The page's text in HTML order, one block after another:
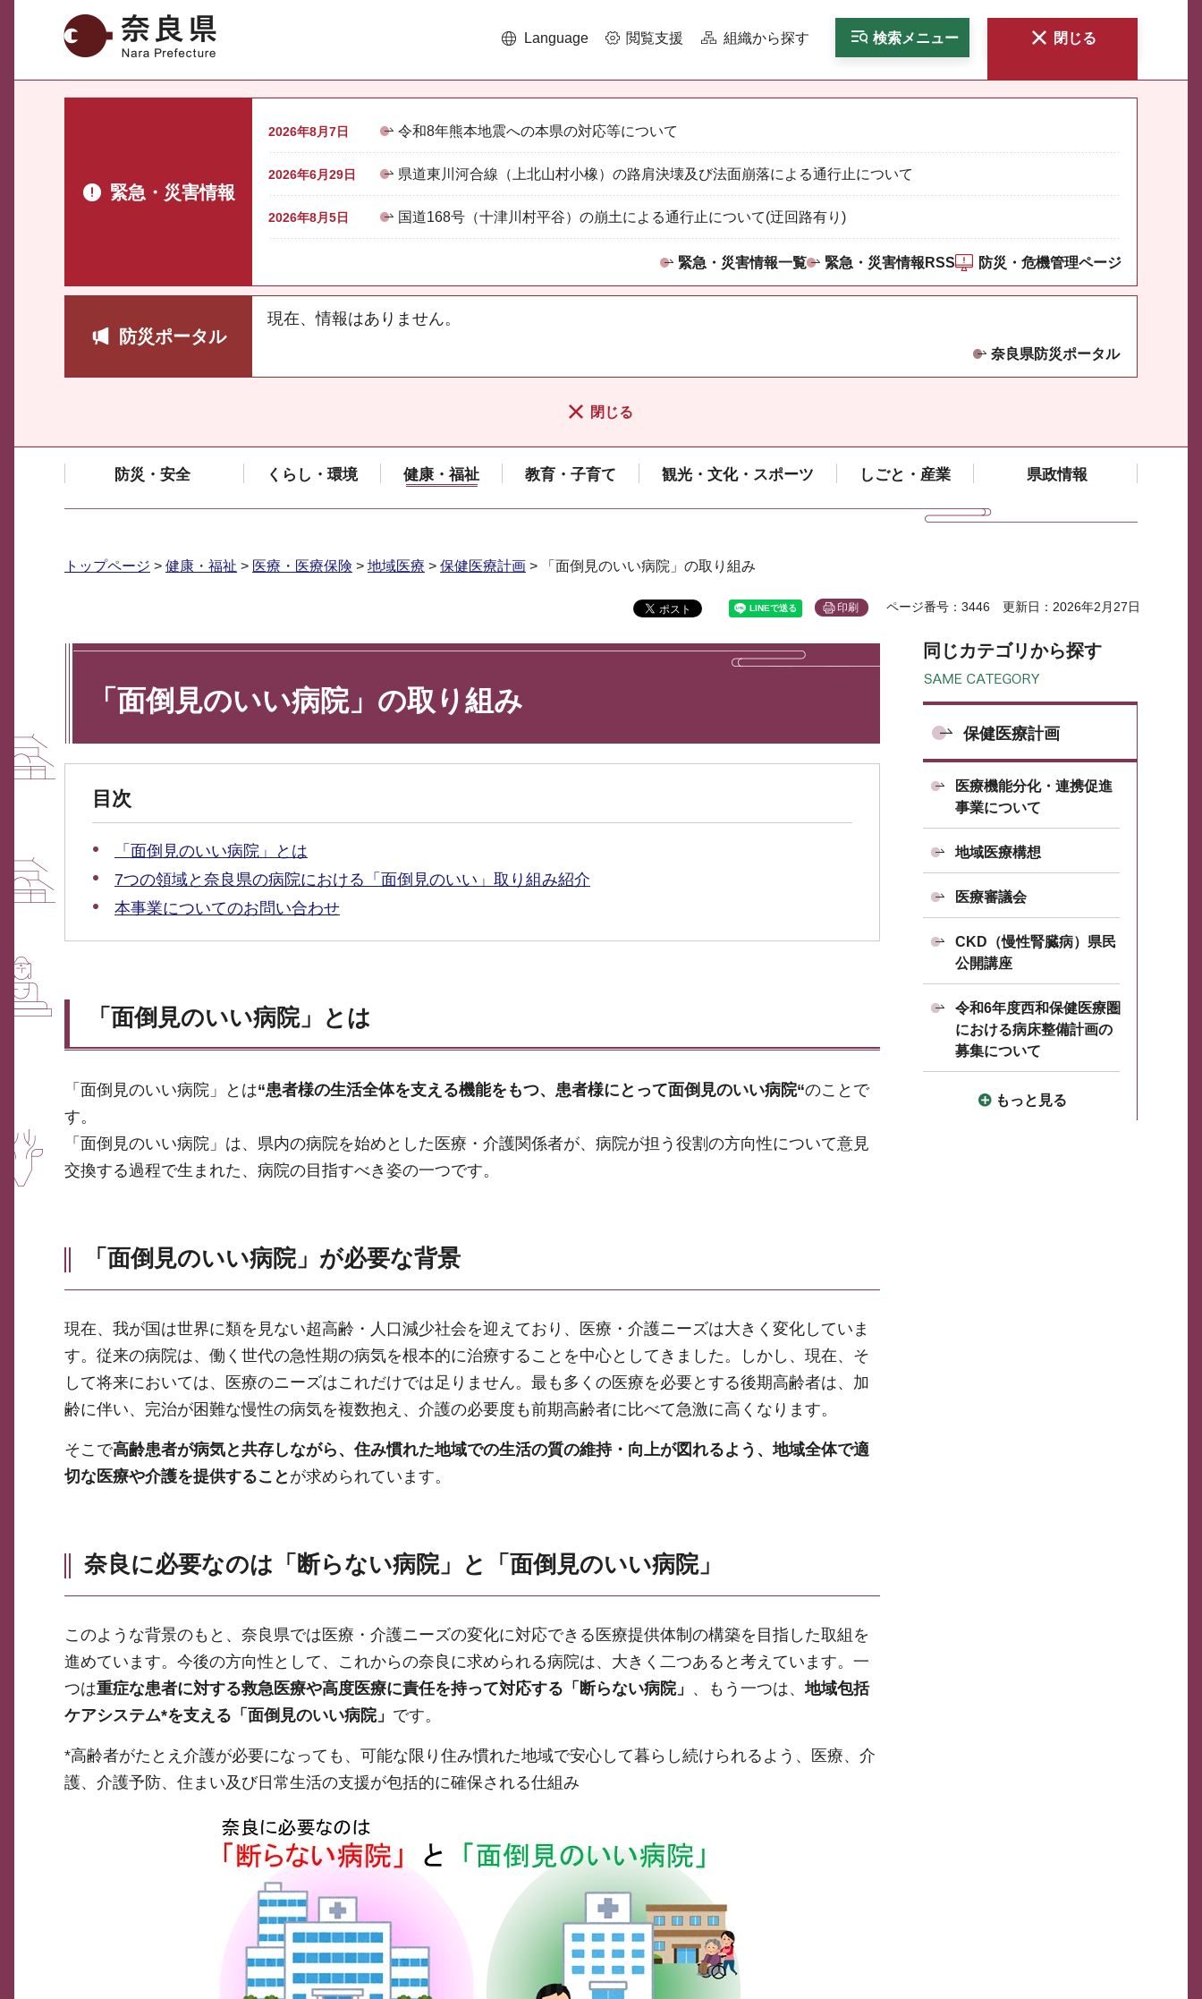
奈良県 Language 閲覧支援 組織から探す 検索メニュー 閉じる
緊急・災害情報
2026年8月7日 令和8年熊本地震への本県の対応等について
2026年6月29日 県道東川河合線（上北山村小橡）の路肩決壊及び法面崩落による通行止について
2026年8月5日 国道168号（十津川村平谷）の崩土による通行止について(迂回路有り)
緊急・災害情報一覧 緊急・災害情報RSS 防災・危機管理ページ
防災ポータル
現在、情報はありません。
奈良県防災ポータル
閉じる
防災・安全 くらし・環境 健康・福祉 教育・子育て 観光・文化・スポーツ しごと・産業 県政情報
トップページ > 健康・福祉 > 医療・医療保険 > 地域医療 > 保健医療計画 > 「面倒見のいい病院」の取り組み
印刷 ページ番号：3446 更新日：2026年2月27日
「面倒見のいい病院」の取り組み
目次
「面倒見のいい病院」とは
7つの領域と奈良県の病院における「面倒見のいい」取り組み紹介
本事業についてのお問い合わせ
「面倒見のいい病院」とは
「面倒見のいい病院」とは“患者様の生活全体を支える機能をもつ、患者様にとって面倒見のいい病院“のことで
す。
「面倒見のいい病院」は、県内の病院を始めとした医療・介護関係者が、病院が担う役割の方向性について意見
交換する過程で生まれた、病院の目指すべき姿の一つです。
「面倒見のいい病院」が必要な背景
現在、我が国は世界に類を見ない超高齢・人口減少社会を迎えており、医療・介護ニーズは大きく変化していま
す。従来の病院は、働く世代の急性期の病気を根本的に治療することを中心としてきました。しかし、現在、そ
して将来においては、医療のニーズはこれだけでは足りません。最も多くの医療を必要とする後期高齢者は、加
齢に伴い、完治が困難な慢性の病気を複数抱え、介護の必要度も前期高齢者に比べて急激に高くなります。
そこで高齢患者が病気と共存しながら、住み慣れた地域での生活の質の維持・向上が図れるよう、地域全体で適
切な医療や介護を提供すること が求められています。
奈良に必要なのは「断らない病院」と「面倒見のいい病院」
このような背景のもと、奈良県では医療・介護ニーズの変化に対応できる医療提供体制の構築を目指した取組を
進めています。今後の方向性として、これからの奈良に求められる病院は、大きく二つあると考えています。一
つは重症な患者に対する救急医療や高度医療に責任を持って対応する「断らない病院」 、もう一つは、地域包括
ケアシステム*を支える「面倒見のいい病院」 です。
*高齢者がたとえ介護が必要になっても、可能な限り住み慣れた地域で安心して暮らし続けられるよう、医療、介
護、介護予防、住まい及び日常生活の支援が包括的に確保される仕組み
同じカテゴリから探す
保健医療計画
医療機能分化・連携促進
事業について
地域医療構想
医療審議会
CKD（慢性腎臓病）県民
公開講座
令和6年度西和保健医療圏
における病床整備計画の
募集について
もっと見る